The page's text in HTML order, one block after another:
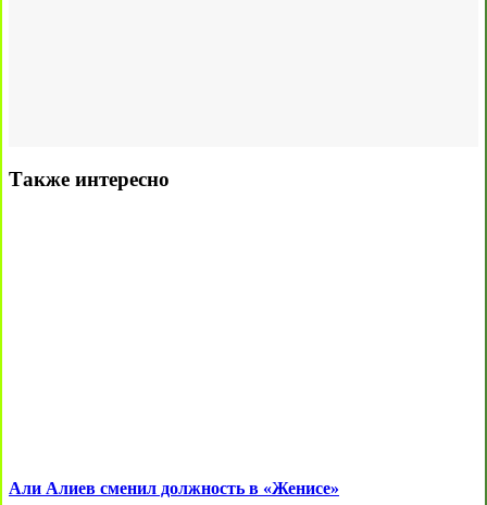
Также интересно
Али Алиев сменил должность в «Женисе»